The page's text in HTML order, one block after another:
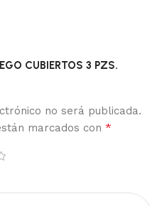
CUBIERTOS 3 PZS.
no será publicada.
marcados con *